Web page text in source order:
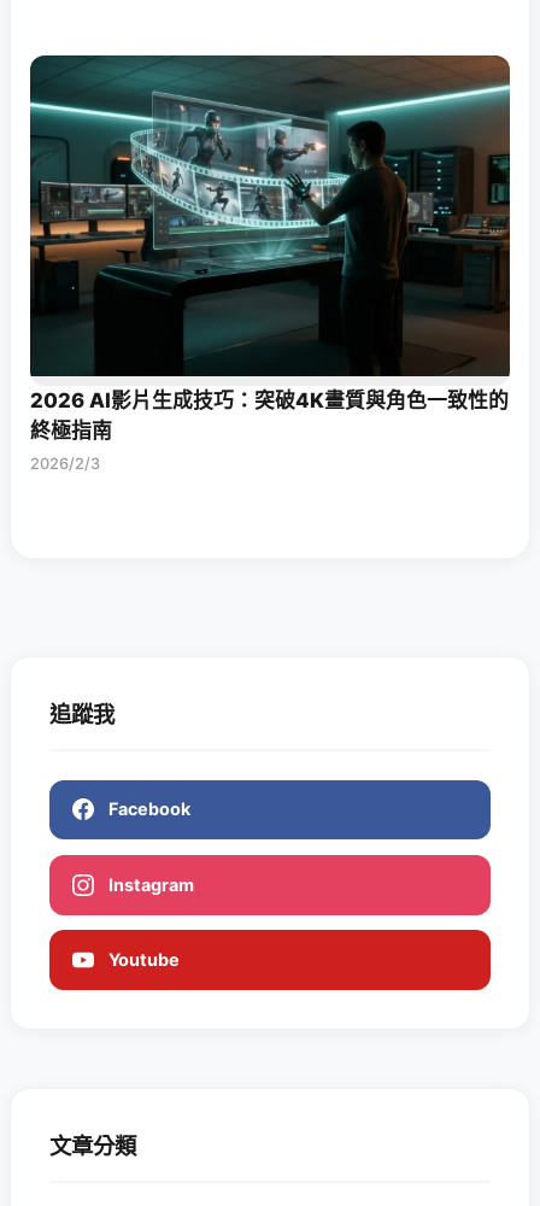
2026 AI影片生成技巧：突破4K畫質與角色一致性的
終極指南
2026/2/3
追蹤我
Facebook
Instagram
Youtube
文章分類